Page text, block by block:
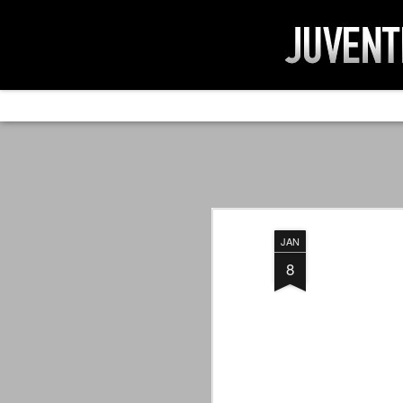
JAN
8
Ed infatti, per chi ricorda le convulse
davvero impresa impossibile quella di
erano abbattuti sulla Juventus.